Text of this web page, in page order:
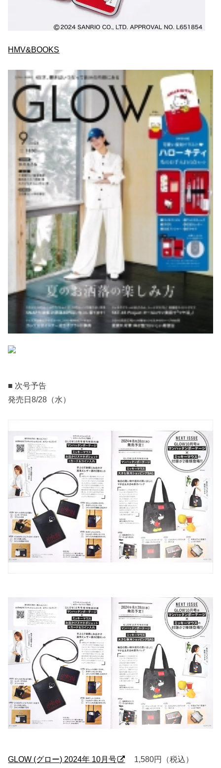
HMV&BOOKS
■ 次号予告
発売日8/28（水）
GLOW (グロー) 2024年 10月号 1,580円（税込）